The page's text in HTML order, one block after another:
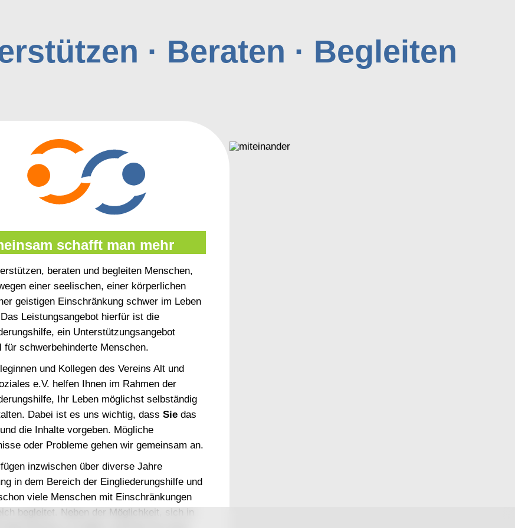
· Beraten · Begleiten
schafft man mehr
beraten und begleiten Menschen,
einer seelischen, einer körperlichen
geistigen Einschränkung schwer im Leben
Leistungsangebot hierfür ist die
ein Unterstützungsangebot
für schwerbehinderte Menschen.
und Kollegen des Vereins Alt und
e.V. helfen Ihnen im Rahmen der
Ihr Leben möglichst selbständig
Dabei ist es uns wichtig, dass Siedas
die Inhalte vorgeben. Mögliche
oder Probleme gehen wir gemeinsam an.
inzwischen über diverse Jahre
in dem Bereich der Eingliederungshilfe und
viele Menschen mit Einschränkungen
begleitet. Neben der Möglichkeit, sich in